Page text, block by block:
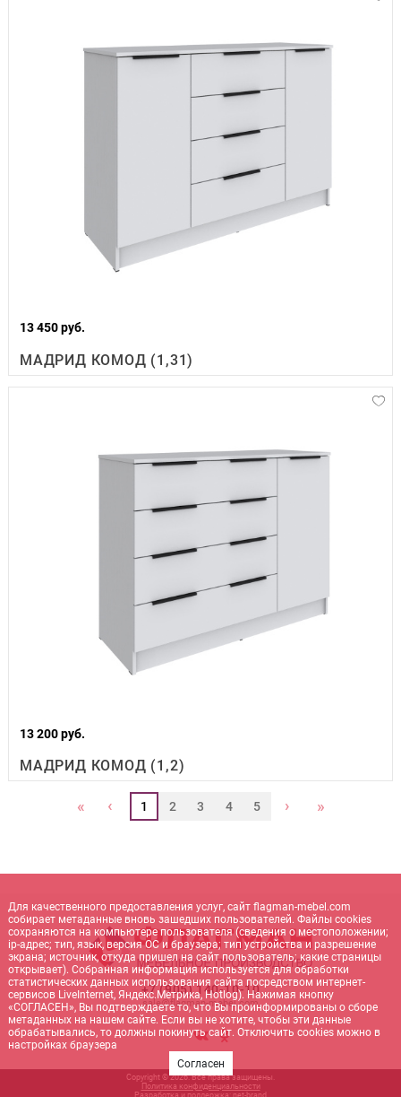
13 450 руб.
МАДРИД КОМОД (1,31)
13 200 руб.
МАДРИД КОМОД (1,2)
« ‹ 1 2 3 4 5 › »
+7 (905) 140-10-10
sale@flagman-mebel.com
Copyright © 2026. Все права защищены.
Политика конфиденциальности
Разработка и поддержка: net- brand
Для качественного предоставления услуг, сайт flagman-mebel.com
собирает метаданные вновь зашедших пользователей. Файлы cookies
сохраняются на компьютере пользователя (сведения о местоположении;
ip-адрес; тип, язык, версия ОС и браузера; тип устройства и разрешение
экрана; источник, откуда пришел на сайт пользователь; какие страницы
открывает). Собранная информация используется для обработки
статистических данных использования сайта посредством интернет-
сервисов LiveInternet, Яндекс.Метрика, Hotlog). Нажимая кнопку
«СОГЛАСЕН», Вы подтверждаете то, что Вы проинформированы о сборе
метаданных на нашем сайте. Если вы не хотите, чтобы эти данные
обрабатывались, то должны покинуть сайт. Отключить cookies можно в
настройках браузера
Согласен